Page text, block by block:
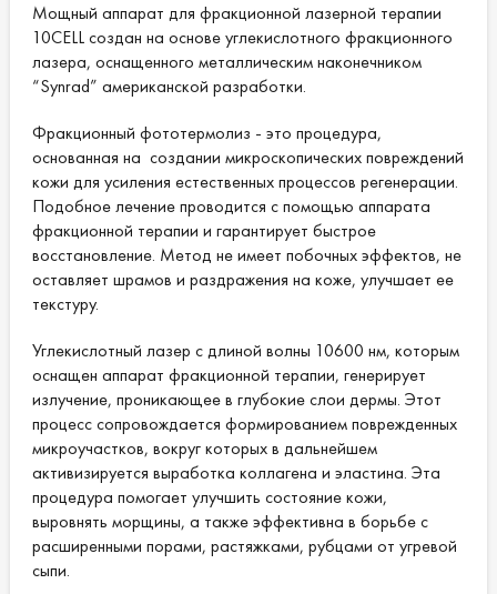
Мощный аппарат для фракционной лазерной терапии
10CELL создан на основе углекислотного фракционного
лазера, оснащенного металлическим наконечником
“Synrad” американской разработки.
Фракционный фототермолиз - это процедура,
основанная на создании микроскопических повреждений
кожи для усиления естественных процессов регенерации.
Подобное лечение проводится с помощью аппарата
фракционной терапии и гарантирует быстрое
восстановление. Метод не имеет побочных эффектов, не
оставляет шрамов и раздражения на коже, улучшает ее
текстуру.
Углекислотный лазер с длиной волны 10600 нм, которым
оснащен аппарат фракционной терапии, генерирует
излучение, проникающее в глубокие слои дермы. Этот
процесс сопровождается формированием поврежденных
микроучастков, вокруг которых в дальнейшем
активизируется выработка коллагена и эластина. Эта
процедура помогает улучшить состояние кожи,
выровнять морщины, а также эффективна в борьбе с
расширенными порами, растяжками, рубцами от угревой
сыпи.